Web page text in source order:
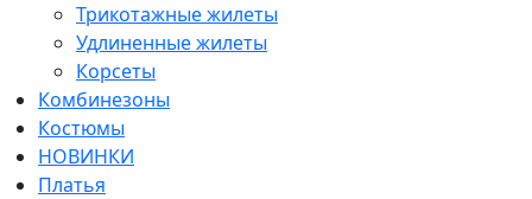
Трикотажные жилеты
Удлиненные жилеты
Корсеты
Комбинезоны
Костюмы
НОВИНКИ
Платья